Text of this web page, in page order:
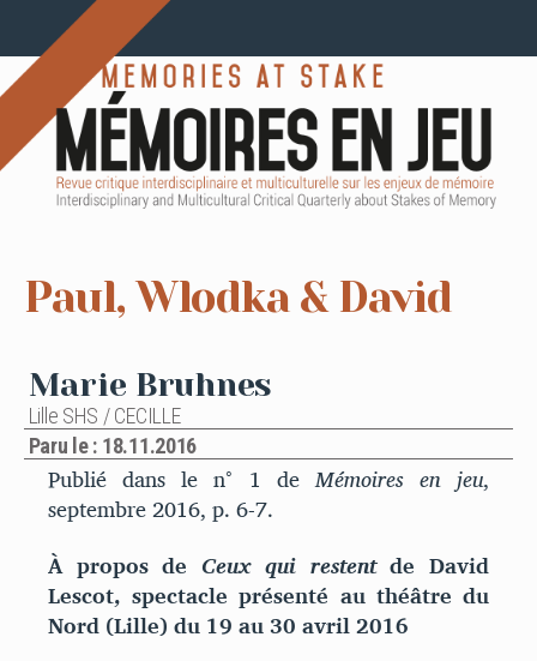
Paul, Wlodka & David
Marie Bruhnes
Lille SHS / CECILLE
Paru le : 18.11.2016
Publié dans le n° 1 deMémoires en jeu,
septembre 2016, p. 6-7.
À propos de Ceux qui restentde David
Lescot, spectacle présenté au théâtre du
Nord (Lille) du 19 au 30 avril 2016